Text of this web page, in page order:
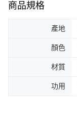
商品規格
產地
顏色
材質
功用